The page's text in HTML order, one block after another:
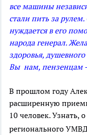
все машины
стали пить за
нуждается в его
народа генерал.
здоровья, душевного
Вы нам, пензенцам
В прошлом году
расширенную
10 человек. Узнать,
регионального